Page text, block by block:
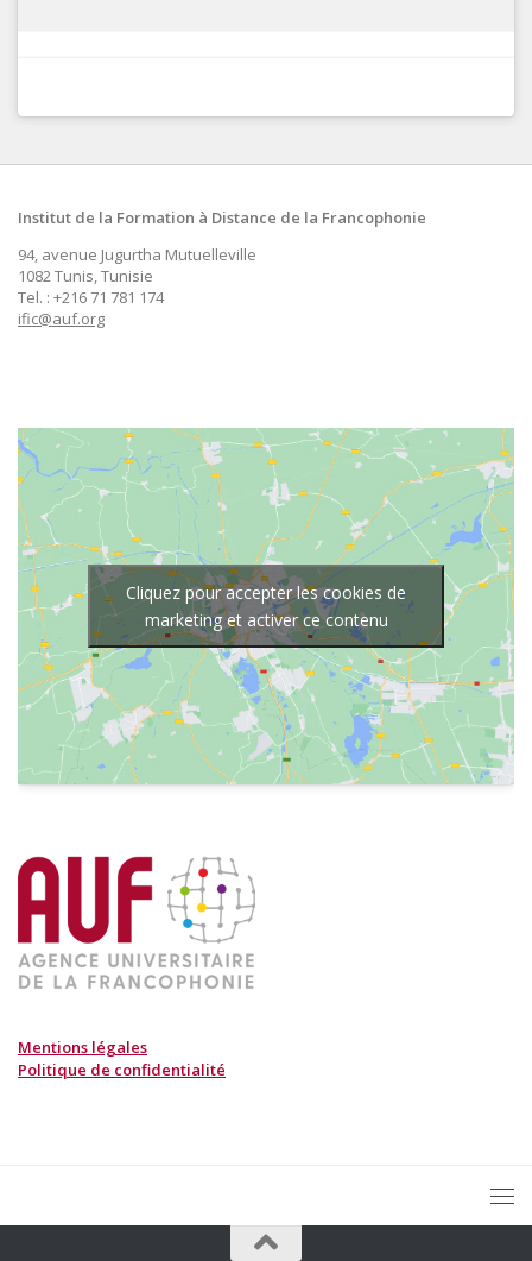
Institut de la Formation à Distance de la Francophonie
94, avenue Jugurtha Mutuelleville
1082 Tunis, Tunisie
Tel. : +216 71 781 174
ific@auf.org
Cliquez pour accepter les cookies de
marketing et activer ce contenu
Mentions légales
Politique de confidentialité